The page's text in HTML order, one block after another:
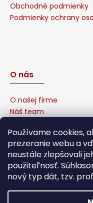
Používame cookies,
prezeranie webu a
neustále zlepšovali
použiteľnosť.
nový typ dát, tzv.
Obchodné podmienky
Podmienky ochrany
O nás
O našej firme
Náš team
Naša garancia
Sponzorujeme
Affiliate program